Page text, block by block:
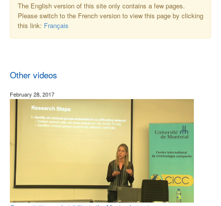
The English version of this site only contains a few pages.
Please switch to the French version to view this page by clicking
this link: Français
Other videos
February 28, 2017